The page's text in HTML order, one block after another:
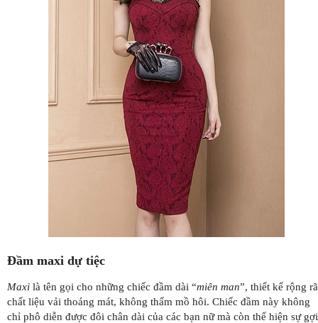
Đầm maxi dự tiệc
Maxi là tên gọi cho những chiếc đầm dài “miên man”, thiết kế rộng
chất liệu vải thoáng mát, không thấm mồ hôi. Chiếc đầm này không
chỉ phô diễn được đôi chân dài của các bạn nữ mà còn thể hiện sự gợi